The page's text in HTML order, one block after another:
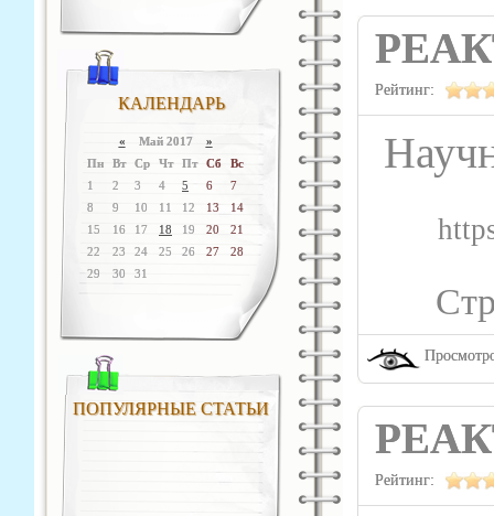
КАЛЕНДАРЬ
« Май 2017 »
Пн
Вт Ср Чт Пт Сб
Вс
1
2 3 4 5 6
7
8
9 10 11 12 13
14
15
16 17 18 19 20
21
22
23 24 25 26 27
28
29
30 31
ПОПУЛЯРНЫЕ СТАТЬИ
Рейтинг:
Рейтинг: